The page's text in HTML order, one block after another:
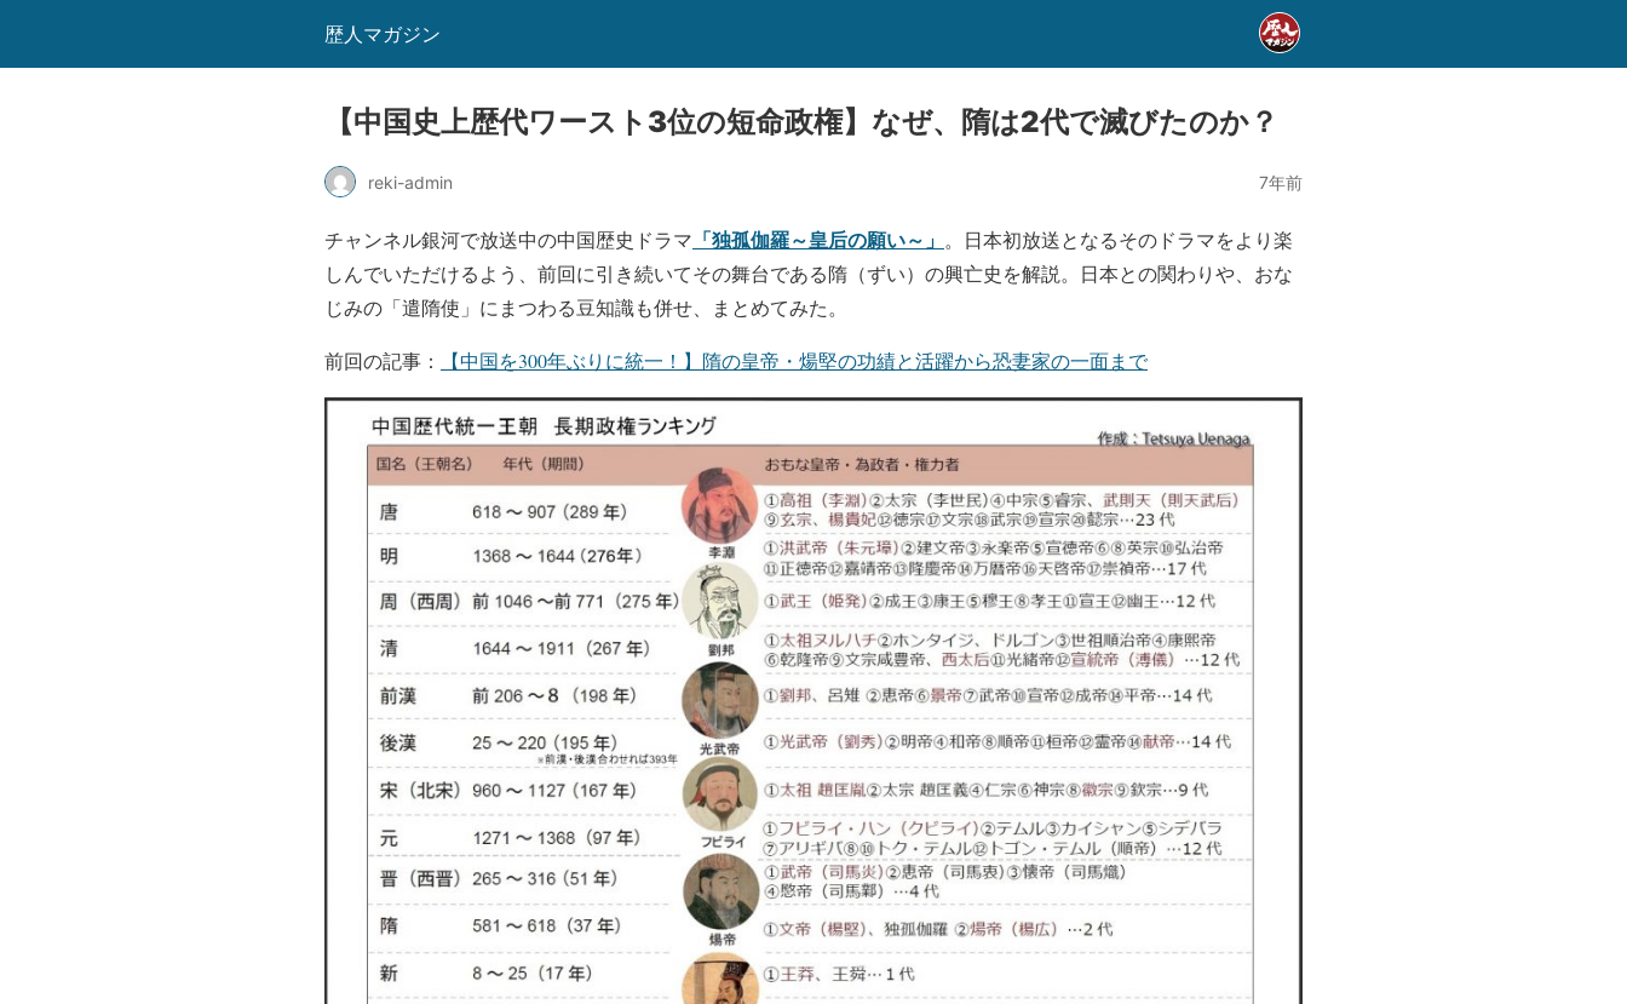
歴人マガジン
【中国史上歴代ワースト3位の短命政権】なぜ、隋は2代で滅びたのか？
reki-admin 7年前
チャンネル銀河で放送中の中国歴史ドラマ 「独孤伽羅～皇后の願い～」 。日本初放送となるそのドラマをより楽
しんでいただけるよう、前回に引き続いてその舞台である隋（ずい）の興亡史を解説。日本との関わりや、おな
じみの「遣隋使」にまつわる豆知識も併せ、まとめてみた。
前回の記事： 【中国を300年ぶりに統一！】隋の皇帝・煬堅の功績と活躍から恐妻家の一面まで